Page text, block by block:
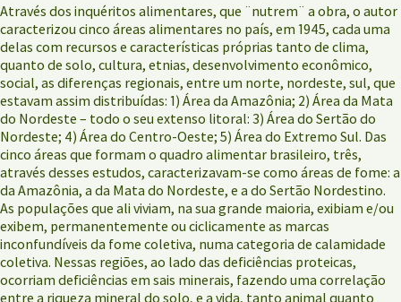
Através dos inquéritos alimentares, que ¨nutrem¨ a obra, o autor
caracterizou cinco áreas alimentares no país, em 1945, cada uma
delas com recursos e características próprias tanto de clima,
quanto de solo, cultura, etnias, desenvolvimento econômico,
social, as diferenças regionais, entre um norte, nordeste, sul, que
estavam assim distribuídas: 1) Área da Amazônia; 2) Área da Mata
do Nordeste – todo o seu extenso litoral: 3) Área do Sertão do
Nordeste; 4) Área do Centro-Oeste; 5) Área do Extremo Sul. Das
cinco áreas que formam o quadro alimentar brasileiro, três,
através desses estudos, caracterizavam-se como áreas de fome: a
da Amazônia, a da Mata do Nordeste, e a do Sertão Nordestino.
As populações que ali viviam, na sua grande maioria, exibiam e/ou
exibem, permanentemente ou ciclicamente as marcas
inconfundíveis da fome coletiva, numa categoria de calamidade
coletiva. Nessas regiões, ao lado das deficiências proteicas,
ocorriam deficiências em sais minerais, fazendo uma correlação
entre a riqueza mineral do solo, e a vida, tanto animal quanto